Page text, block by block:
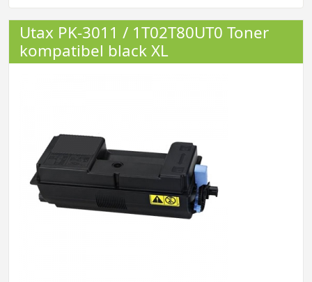
Utax PK-3011 / 1T02T80UT0 Toner
kompatibel black XL